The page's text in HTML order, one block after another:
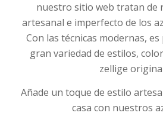
nuestro sitio web tratan de
artesanal e imperfecto de los
Con las técnicas modernas,
gran variedad de estilos,
zellige
Añade un toque de estilo
casa con nuestros